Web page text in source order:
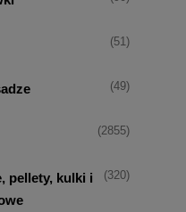
(51)
(49)
(2855)
pellety, kulki i
(320)